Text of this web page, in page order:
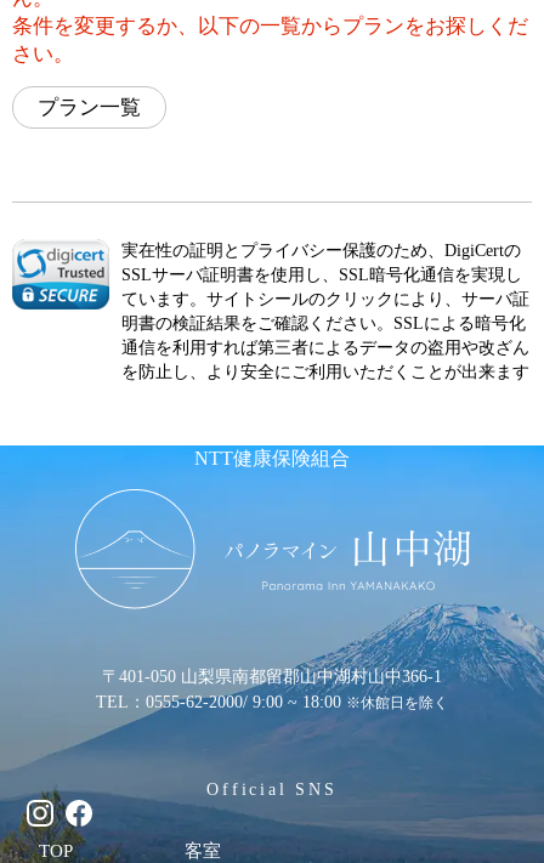
条件を変更するか、以下の一覧からプランをお探しくだ
さい。
プラン一覧
実在性の証明とプライバシー保護のため、DigiCertの
SSLサーバ証明書を使用し、SSL暗号化通信を実現し
ています。サイトシールのクリックにより、サーバ証
明書の検証結果をご確認ください。SSLによる暗号化
通信を利用すれば第三者によるデータの盗用や改ざん
を防止し、より安全にご利用いただくことが出来ます
NTT健康保険組合
〒401-050 山梨県南都留郡山中湖村山中366-1
TEL：0555-62-2000/ 9:00 ~ 18:00 ※休館日を除く
Official SNS
TOP 客室